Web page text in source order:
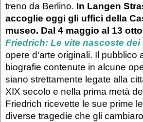
treno da Berlino. In Langen
accoglie oggi gli uffici della
museo. Dal 4 maggio al 13
Friedrich: Le vite nascoste
opere d'arte originali. Il pubblico
biografie contenute in alcune
siano strettamente legate alla
XIX secolo e nella prima metà
Friedrich ricevette le sue prime
diverse tragedie che gli